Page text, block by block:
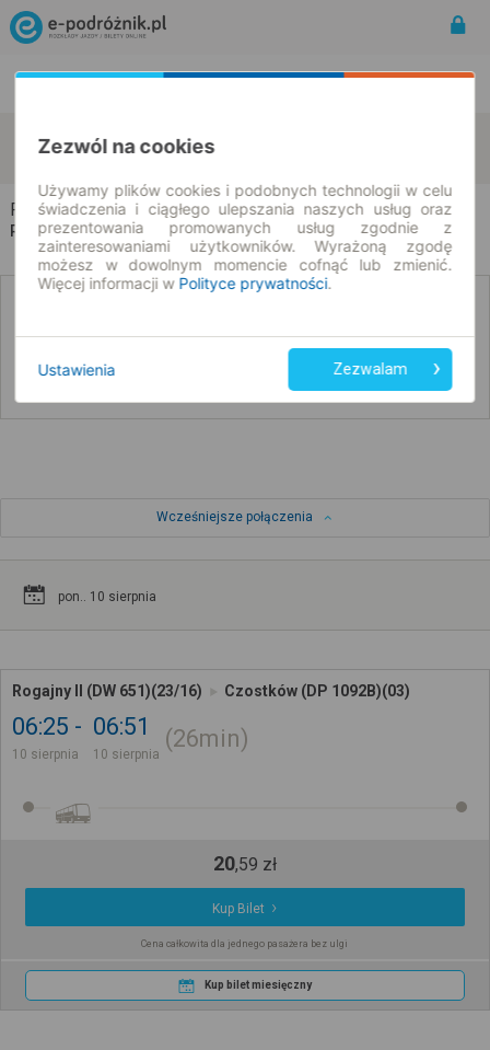
Rogajny
Czostków
Rogajny → Czostków
Rozkład jazdy i bilety
Poniżej przedstawiamy dostępne połączenia z innych dat
Wcześniejsze połączenia
pon.. 10 sierpnia
Rogajny II (DW 651)(23/16) Czostków (DP 1092B)(03)
06:25
10 sierpnia
06:51
10 sierpnia
26min
20,59 zł
Kup Bilet
Cena całkowita dla jednego pasażera bez ulgi
Kup bilet miesięczny
Zezwól na cookies
Używamy plików cookies i podobnych technologii w celu
świadczenia i ciągłego ulepszania naszych usług oraz
prezentowania promowanych usług zgodnie z
zainteresowaniami użytkowników. Wyrażoną zgodę
możesz w dowolnym momencie cofnąć lub zmienić.
Więcej informacji w Polityce prywatności.
Ustawienia Zezwalam